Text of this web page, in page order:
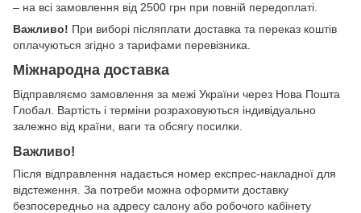
– на всі замовлення від 2500 грн при повній передоплаті.
Важливо! При виборі післяплати доставка та переказ коштів
оплачуються згідно з тарифами перевізника.
Міжнародна доставка
Відправляємо замовлення за межі України через Нова Пошта
Глобал. Вартість і терміни розраховуються індивідуально
залежно від країни, ваги та обсягу посилки.
Важливо!
Після відправлення надається номер експрес-накладної для
відстеження. За потреби можна оформити доставку
безпосередньо на адресу салону або робочого кабінету